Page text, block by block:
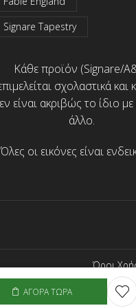
Signare Tapestry
Κάθε προϊόν (Signare/
σχολαστικά και
είναι ακριβώς το ίδιο
άλλο.
Όλες οι εικόνες είναι
Όροι
Προσωπικά
ΑΓΟΡΆ ΤΏΡΑ